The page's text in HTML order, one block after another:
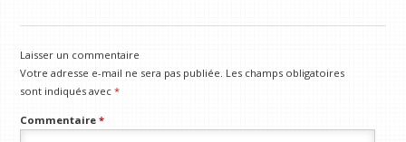
Laisser un commentaire
Votre adresse e-mail ne sera pas publiée. Les champs obligatoires
sont indiqués avec*
Commentaire*